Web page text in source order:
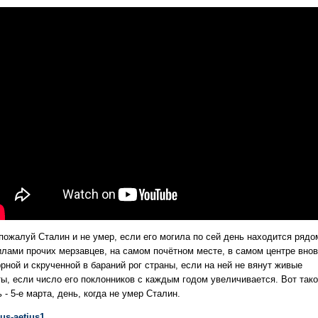
Сталин и не умер, если его могила по сей день находится
прочих мерзавцев, на самом почётном месте, в самом центре
и скрученной в бараний рог страны, если на ней не вянут живые
если число его поклонников с каждым годом увеличивается. Вот
- 5-е марта, день, когда не умер Сталин.